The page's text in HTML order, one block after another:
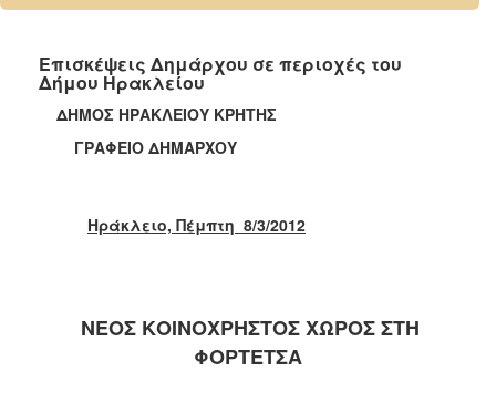
2024
2022
2021
2020
2018
2015
Επισκέψεις Δημάρχου σε περιοχές του
Δήμου Ηρακλείου
ΔΗΜΟΣ ΗΡΑΚΛΕΙΟΥ ΚΡΗΤΗΣ
ΓΡΑΦΕΙΟ ΔΗΜΑΡΧΟΥ
Ηράκλειο, Πέμπτη 8/3/2012
ΝΕΟΣ ΚΟΙΝΟΧΡΗΣΤΟΣ ΧΩΡΟΣ ΣΤΗ
ΦΟΡΤΕΤΣΑ